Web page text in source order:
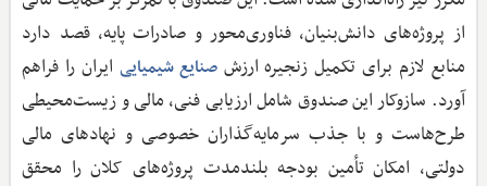
از پروژه‌های دانش‌بنیان، فناوری‌محور و صادرات‌ پایه، قصد دارد
منابع لازم برای تکمیل زنجیره ارزشصنایع شیمیایی ایران را فراهم
آورد. سازوکار این صندوق شامل ارزیابی فنی، مالی و زیست‌محیطی
طرح‌هاست و با جذب سرمایه‌گذاران خصوصی و نهادهای مالی
دولتی، امکان تأمین بودجه بلندمدت پروژه‌های کلان را محقق